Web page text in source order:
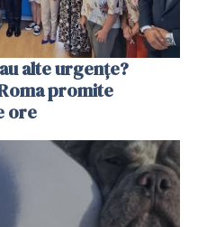
alte urgențe?
promite
ore